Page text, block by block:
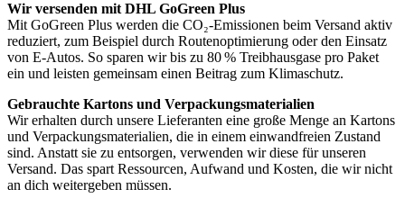
Wir versenden mit DHL GoGreen Plus
Mit GoGreen Plus werden die CO₂-Emissionen beim Versand aktiv
reduziert, zum Beispiel durch Routenoptimierung oder den Einsatz
von E-Autos. So sparen wir bis zu 80 % Treibhausgase pro Paket
ein und leisten gemeinsam einen Beitrag zum Klimaschutz.
Gebrauchte Kartons und Verpackungsmaterialien
Wir erhalten durch unsere Lieferanten eine große Menge an Kartons
und Verpackungsmaterialien, die in einem einwandfreien Zustand
sind. Anstatt sie zu entsorgen, verwenden wir diese für unseren
Versand. Das spart Ressourcen, Aufwand und Kosten, die wir nicht
an dich weitergeben müssen.